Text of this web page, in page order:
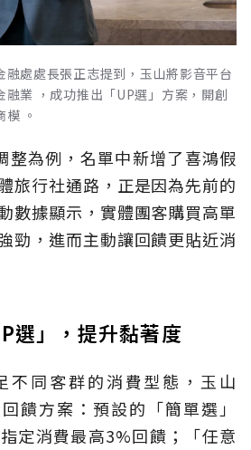
融處處長張正志提到，玉山將影音平台
融業 ，成功推出「UP選」方案，開創
。
整為例，名單中新增了喜鴻假
旅行社通路，正是因為先前的
數據顯示，實體團客購買高單
勁，進而主動讓回饋更貼近消
選」，提升黏著度
不同客群的消費型態，玉山
饋方案：預設的「簡單選」
定消費最高3%回饋；「任意